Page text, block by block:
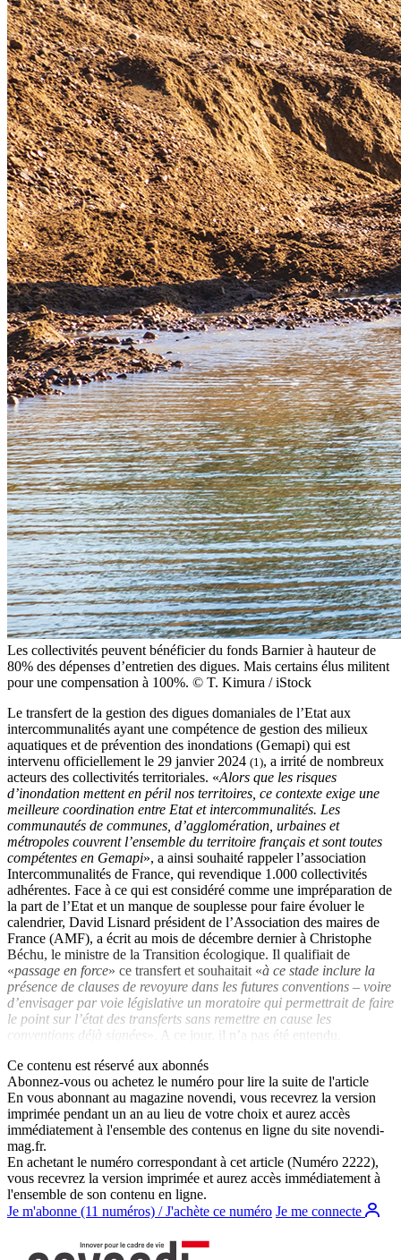
Les collectivités peuvent bénéficier du fonds Barnier à hauteur de
80% des dépenses d’entretien des digues. Mais certains élus militent
pour une compensation à 100%. © T. Kimura / iStock
Le transfert de la gestion des digues domaniales de l’Etat aux
intercommunalités ayant une compétence de gestion des milieux
aquatiques et de prévention des inondations (Gemapi) qui est
intervenu officiellement le 29 janvier 2024 (1), a irrité de nombreux
acteurs des collectivités territoriales. «Alors que les risques
d’inondation mettent en péril nos territoires, ce contexte exige une
meilleure coordination entre Etat et intercommunalités. Les
communautés de communes, d’agglomération, urbaines et
métropoles couvrent l’ensemble du territoire français et sont toutes
compétentes en Gemapi», a ainsi souhaité rappeler l’association
Intercommunalités de France, qui revendique 1.000 collectivités
adhérentes. Face à ce qui est considéré comme une impréparation de
la part de l’Etat et un manque de souplesse pour faire évoluer le
calendrier, David Lisnard président de l’Association des maires de
France (AMF), a écrit au mois de décembre dernier à Christophe
Béchu, le ministre de la Transition écologique. Il qualifiait de
«passage en force» ce transfert et souhaitait «à ce stade inclure la
présence de clauses de revoyure dans les futures conventions – voire
d’envisager par voie législative un moratoire qui permettrait de faire
le point sur l’état des transferts sans remettre en cause les
conventions déjà signées
». A ce jour, il n’a pas été entendu.
Ce contenu est réservé aux abonnés
Abonnez-vous ou achetez le numéro pour lire la suite de l'article
En vous abonnant au magazine novendi, vous recevrez la version
imprimée pendant un an au lieu de votre choix et aurez accès
immédiatement à l'ensemble des contenus en ligne du site novendi-
mag.fr.
En achetant le numéro correspondant à cet article (Numéro 2222),
vous recevrez la version imprimée et aurez accès immédiatement à
l'ensemble de son contenu en ligne.
Je m'abonne (11 numéros) / J'achète ce numéro Je me connecte